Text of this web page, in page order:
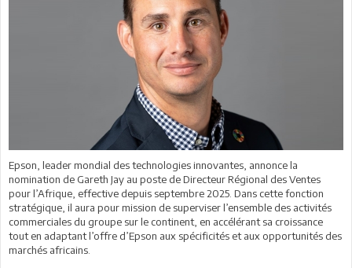
Epson, leader mondial des technologies innovantes, annonce la
nomination de Gareth Jay au poste de Directeur Régional des Ventes
pour l’Afrique, effective depuis septembre 2025. Dans cette fonction
stratégique, il aura pour mission de superviser l’ensemble des activités
commerciales du groupe sur le continent, en accélérant sa croissance
tout en adaptant l’offre d’Epson aux spécificités et aux opportunités des
marchés africains.